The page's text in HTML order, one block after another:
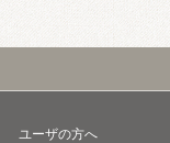
ユーザの方へ